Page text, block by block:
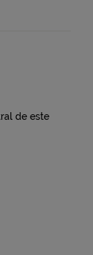
de este